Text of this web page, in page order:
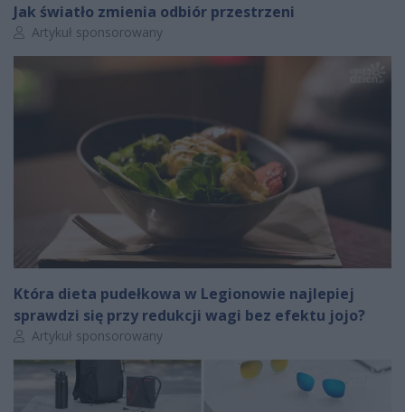
Jak światło zmienia odbiór przestrzeni
Autor artykułu:
Artykuł sponsorowany
Która dieta pudełkowa w Legionowie najlepiej
sprawdzi się przy redukcji wagi bez efektu jojo?
Autor artykułu:
Artykuł sponsorowany